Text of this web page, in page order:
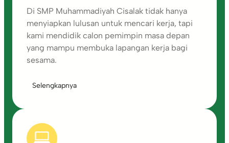
Di SMP Muhammadiyah Cisalak tidak hanya
menyiapkan lulusan untuk mencari kerja, tapi
kami mendidik calon pemimpin masa depan
yang mampu membuka lapangan kerja bagi
sesama.
Selengkapnya